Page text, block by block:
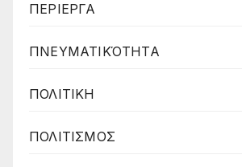
ΠΕΡΙΕΡΓΑ
ΠΝΕΥΜΑΤΙΚΌΤΗΤΑ
ΠΟΛΙΤΙΚΗ
ΠΟΛΙΤΙΣΜΟΣ